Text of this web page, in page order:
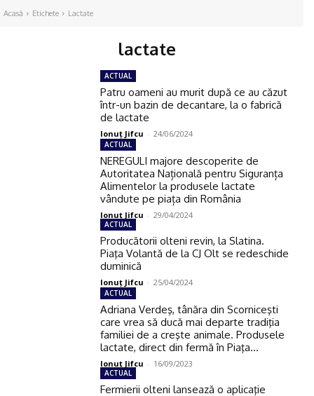
Acasă Etichete Lactate
lactate
ACTUAL
Patru oameni au murit după ce au căzut
într-un bazin de decantare, la o fabrică
de lactate
Ionuţ Jifcu - 24/06/2024
ACTUAL
NEREGULI majore descoperite de
Autoritatea Națională pentru Siguranța
Alimentelor la produsele lactate
vândute pe piața din România
Ionuţ Jifcu - 29/04/2024
ACTUAL
Producătorii olteni revin, la Slatina.
Piaţa Volantă de la CJ Olt se redeschide
duminică
Ionuţ Jifcu - 25/04/2024
ACTUAL
Adriana Verdeş, tânăra din Scorniceşti
care vrea să ducă mai departe tradiţia
familiei de a creşte animale. Produsele
lactate, direct din fermă în Piaţa...
Ionuţ Jifcu - 16/09/2023
ACTUAL
Fermierii olteni lansează o aplicaţie